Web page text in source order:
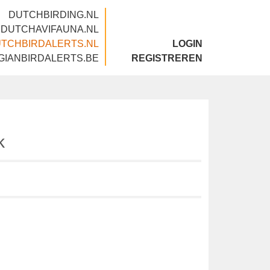
DUTCHBIRDING.NL
DUTCHAVIFAUNA.NL
DUTCHBIRDALERTS.NL
LOGIN
REGISTREREN